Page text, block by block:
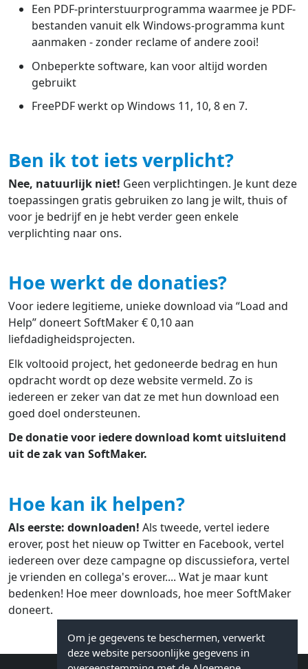
Een PDF-printerstuurprogramma waarmee je PDF-
bestanden vanuit elk Windows-programma kunt
aanmaken - zonder reclame of andere zooi!
Onbeperkte software, kan voor altijd worden
gebruikt
FreePDF werkt op Windows 11, 10, 8 en 7.
Ben ik tot iets verplicht?
Nee, natuurlijk niet! Geen verplichtingen. Je kunt deze
toepassingen gratis gebruiken zo lang je wilt, thuis of
voor je bedrijf en je hebt verder geen enkele
verplichting naar ons.
Hoe werkt de donaties?
Voor iedere legitieme, unieke download via “Load and
Help” doneert SoftMaker € 0,10 aan
liefdadigheidsprojecten.
Elk voltooid project, het gedoneerde bedrag en hun
opdracht wordt op deze website vermeld. Zo is
iedereen er zeker van dat ze met hun download een
goed doel ondersteunen.
De donatie voor iedere download komt uitsluitend
uit de zak van SoftMaker.
Hoe kan ik helpen?
Als eerste: downloaden! Als tweede, vertel iedere
erover, post het nieuw op Twitter en Facebook, vertel
iedereen over deze campagne op discussiefora, vertel
je vrienden en collega's erover.... Wat je maar kunt
bedenken! Hoe meer downloads, hoe meer SoftMaker
doneert.
Om je gegevens te beschermen, verwerkt
deze website persoonlijke gegevens in